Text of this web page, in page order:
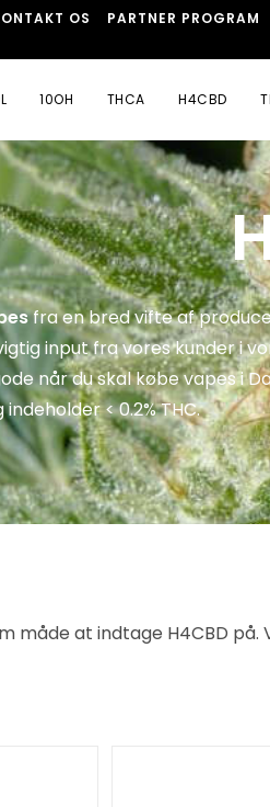
OS PARTNER PROGRAM
10OH THCA H4CBD
fra en bred vifte af
input fra vores kunder i
når du skal købe vapes i
< 0.2% THC.
måde at indtage H4CBD